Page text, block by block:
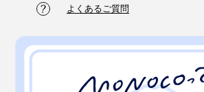
よくあるご質問